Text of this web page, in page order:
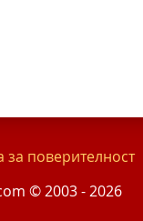
за поверителност
© 2003 - 2026